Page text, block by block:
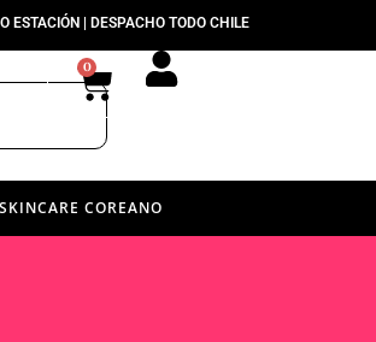
ESTACIÓN | DESPACHO TODO CHILE
0
SKINCARE COREANO